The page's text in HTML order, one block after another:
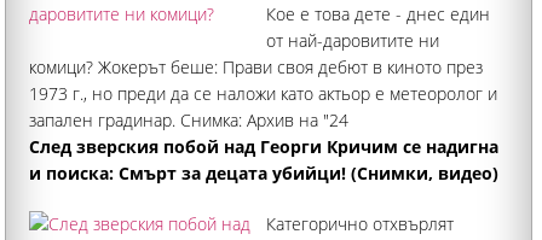
Кое е това дете - днес един
от най-даровитите ни
комици? Жокерът беше: Прави своя дебют в киното през
1973 г., но преди да се наложи като актьор е метеоролог и
запален градинар. Снимка: Архив на "24
След зверския побой над Георги Кричим се надигна
и поиска: Смърт за децата убийци! (Снимки, видео)
Категорично отхвърлят